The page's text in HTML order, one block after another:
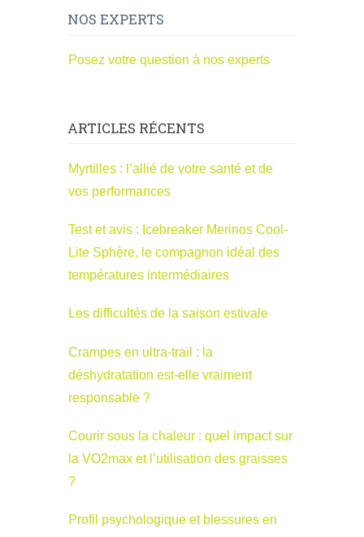
NOS EXPERTS
Posez votre question à nos experts
ARTICLES RÉCENTS
Myrtilles : l’allié de votre santé et de
vos performances
Test et avis : Icebreaker Merinos Cool-
Lite Sphère, le compagnon idéal des
températures intermédiaires
Les difficultés de la saison estivale
Crampes en ultra-trail : la
déshydratation est-elle vraiment
responsable ?
Courir sous la chaleur : quel impact sur
la VO2max et l’utilisation des graisses
?
Profil psychologique et blessures en